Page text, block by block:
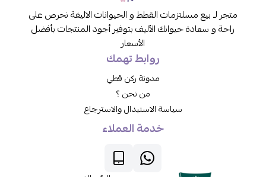
متجر لـ بيع مسلتزمات القطط و الحيوانات الاليفة نحرص على
راحة و سعادة حيوانك الأليف بتوفير أجود المنتجات بأفضل
الأسعار
روابط تهمك
مدونة ركن قطي
من نحن ؟
سياسة الاستبدال والاسترجاع
خدمة العملاء